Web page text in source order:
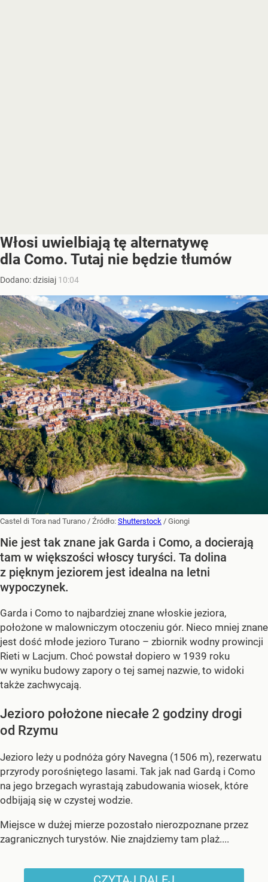
Włosi uwielbiają tę alternatywę
dla Como. Tutaj nie będzie tłumów
Dodano:dzisiaj 10:04
Castel di Tora nad Turano / Źródło: Shutterstock / Giongi
Nie jest tak znane jak Garda i Como, a docierają
tam w większości włoscy turyści. Ta dolina
z pięknym jeziorem jest idealna na letni
wypoczynek.
Garda i Como to najbardziej znane włoskie jeziora,
położone w malowniczym otoczeniu gór. Nieco mniej znane
jest dość młode jezioro Turano – zbiornik wodny prowincji
Rieti w Lacjum. Choć powstał dopiero w 1939 roku
w wyniku budowy zapory o tej samej nazwie, to widoki
także zachwycają.
Jezioro położone niecałe 2 godziny drogi
od Rzymu
Jezioro leży u podnóża góry Navegna (1506 m), rezerwatu
przyrody porośniętego lasami. Tak jak nad Gardą i Como
na jego brzegach wyrastają zabudowania wiosek, które
odbijają się w czystej wodzie.
Miejsce w dużej mierze pozostało nierozpoznane przez
zagranicznych turystów. Nie znajdziemy tam plaż....